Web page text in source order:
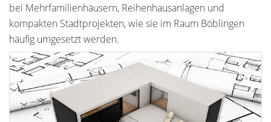
bei Mehrfamilienhäusern, Reihenhausanlagen und
kompakten Stadtprojekten, wie sie im Raum Böblingen
häufig umgesetzt werden.